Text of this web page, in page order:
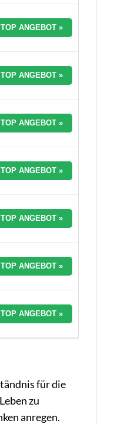
ANGEBOT »
ANGEBOT »
ANGEBOT »
ANGEBOT »
ANGEBOT »
ANGEBOT »
ANGEBOT »
für die
zu
anregen.